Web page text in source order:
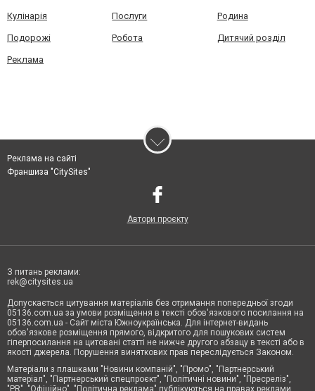
Кулінарія Послуги Родина
Подорожі Робота Дитячий розділ
Реклама
Реклама на сайті
Франшиза "CitySites"
Автори проєкту
З питань реклами:
rek@citysites.ua
Допускається цитування матеріалів без отримання попередньої згоди
05136.com.ua за умови розміщення в тексті обов'язкового посилання на
05136.com.ua - Сайт міста Южноукраїнська. Для інтернет-видань
обов'язкове розміщення прямого, відкритого для пошукових систем
гіперпосилання на цитовані статті не нижче другого абзацу в тексті або в
якості джерела. Порушення виняткових прав переслідується Законом.
Матеріали з плашками "Новини компаній", "Промо", "Партнерський
матеріал", "Партнерський спецпроєкт", "Політичні новини", "Пресреліз",
"PR", "Офіційно", "Політична реклама" публікуються на правах реклами.